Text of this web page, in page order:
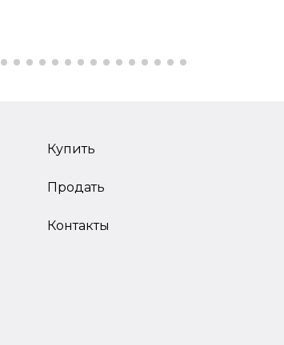
Купить
Продать
Контакты